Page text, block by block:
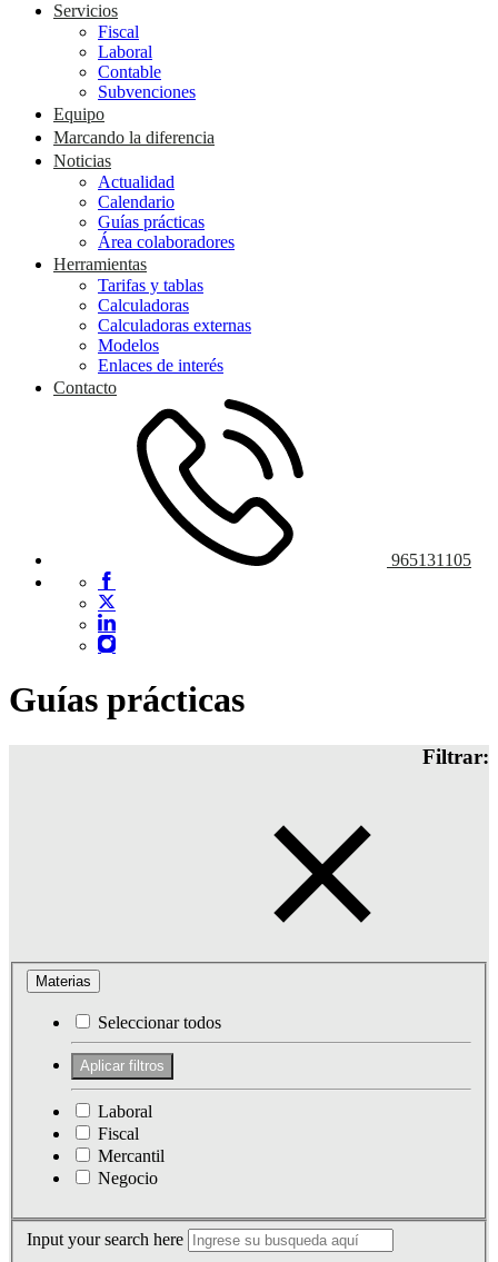
Servicios
Fiscal
Laboral
Contable
Subvenciones
Equipo
Marcando la diferencia
Noticias
Actualidad
Calendario
Guías prácticas
Área colaboradores
Herramientas
Tarifas y tablas
Calculadoras
Calculadoras externas
Modelos
Enlaces de interés
Contacto
965131105
Guías prácticas
Filtrar:
Materias
Seleccionar todos
Laboral
Fiscal
Mercantil
Negocio
Input your search here